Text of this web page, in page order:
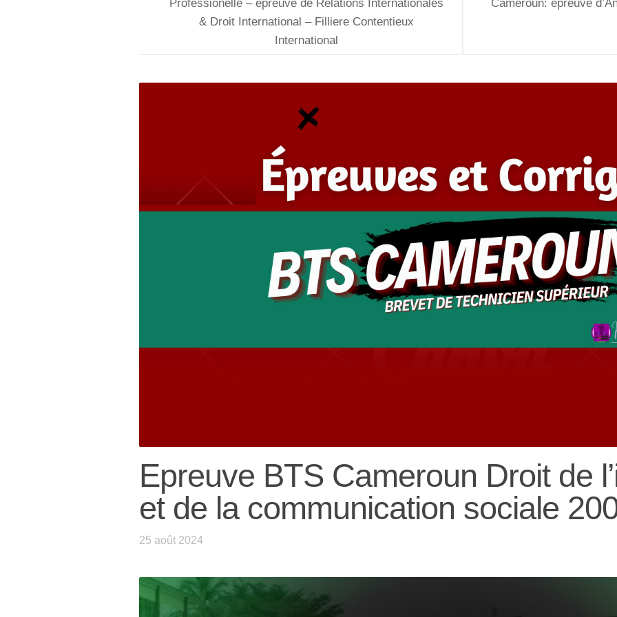
Cameroun: épreuve
Professionelle – épreuve de Relations Internationales
& Droit International – Filliere Contentieux
International
Epreuve BTS Cameroun Droit de
et de la communication sociale
25 août 2024